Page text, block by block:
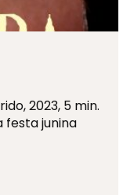
2023, 5 min.
festa junina